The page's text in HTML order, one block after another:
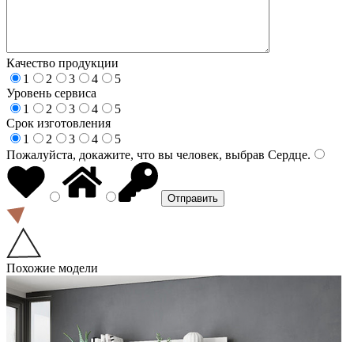
Качество продукции
1
2 3 4
5
Уровень сервиса
1
2 3 4
5
Срок изготовления
1
2 3 4
5
Пожалуйста, докажите, что вы человек, выбрав Сердце.
Похожие модели